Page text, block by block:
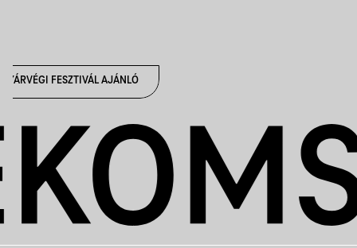
NYÁRVÉGI FESZTIVÁL AJÁNLÓ